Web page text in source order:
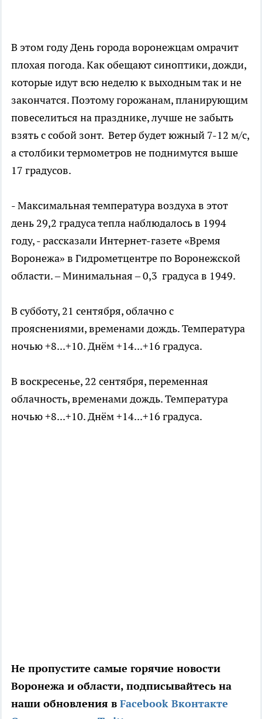
В этом году День города воронежцам омрачит
плохая погода. Как обещают синоптики, дожди,
которые идут всю неделю к выходным так и не
закончатся. Поэтому горожанам, планирующим
повеселиться на празднике, лучше не забыть
взять с собой зонт. Ветер будет южный 7-12 м/с,
а столбики термометров не поднимутся выше
17 градусов.
- Максимальная температура воздуха в этот
день 29,2 градуса тепла наблюдалось в 1994
году, - рассказали Интернет-газете «Время
Воронежа» в Гидрометцентре по Воронежской
области. – Минимальная – 0,3 градуса в 1949.
В субботу, 21 сентября, облачно с
прояснениями, временами дождь. Температура
ночью +8...+10. Днём +14...+16 градуса.
В воскресенье, 22 сентября, переменная
облачность, временами дождь. Температура
ночью +8...+10. Днём +14...+16 градуса.
Не пропустите самые горячие новости
Воронежа и области, подписывайтесь на
наши обновления в Facebook Вконтакте